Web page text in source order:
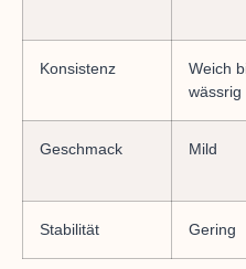
Konsistenz
Weich
wässrig
Geschmack Mild
Stabilität Gering